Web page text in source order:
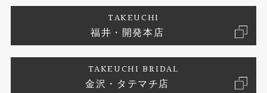
婚約ネックレス
エタニティリング
プロポーズサポート
ブランドリスト
ジュエリーリフォーム
お客様の声
プライバシーポリシー
TAKEUCHI
福井・開発本店
TAKEUCHI BRIDAL
金沢・タテマチ店